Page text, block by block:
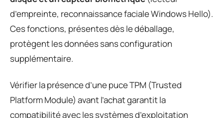
d’empreinte, reconnaissance faciale Windows Hello).
Ces fonctions, présentes dès le déballage,
protègent les données sans configuration
supplémentaire.
Vérifier la présence d’une puce TPM (Trusted
Platform Module) avant l’achat garantit la
compatibilité avec les systèmes d’exploitation